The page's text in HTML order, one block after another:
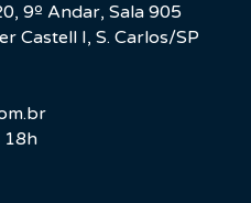
9º Andar, Sala 905
Castell I, S. Carlos/SP
18h